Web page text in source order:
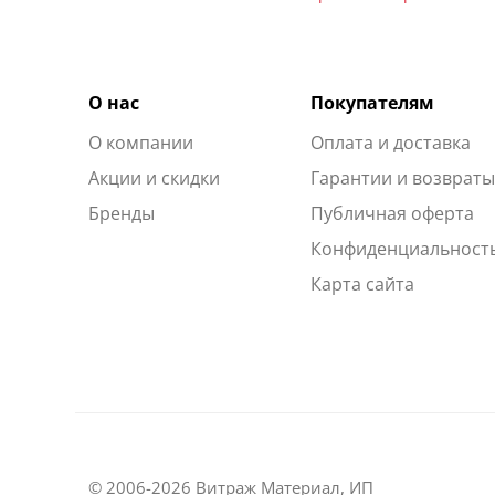
О нас
О компании
Акции и скидки
Бренды
Покупателям
Оплата и доставка
Гарантии и возвраты
Публичная оферта
Карта сайта
© 2006-2026 Витраж Материал, ИП